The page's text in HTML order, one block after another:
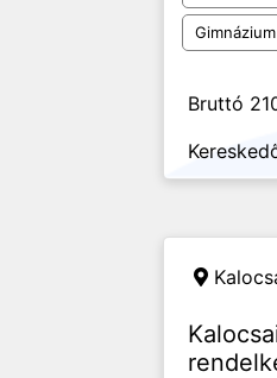
Gimnázium
Bruttó